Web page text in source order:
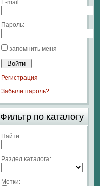
E-mail:
Пароль:
запомнить меня
Регистрация
Забыли пароль?
Фильтр по каталогу
Найти:
Раздел каталога:
Метки: